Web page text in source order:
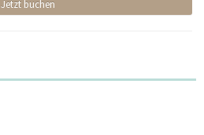
Jetzt buchen